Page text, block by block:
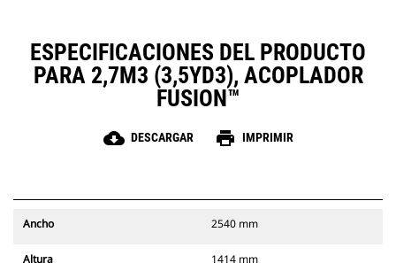
ESPECIFICACIONES DEL PRODUCTO
PARA 2,7M3 (3,5YD3), ACOPLADOR
FUSION™
cloud_download DESCARGAR print IMPRIMIR
Ancho 2540 mm
Altura 1414 mm